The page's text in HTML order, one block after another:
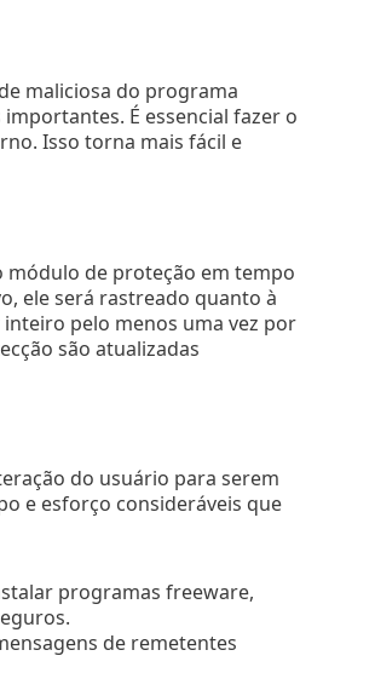
maliciosa do programa
É essencial fazer o
Isso torna mais fácil e
módulo de proteção em tempo
ele será rastreado quanto à
pelo menos uma vez por
são atualizadas
do usuário para serem
e esforço consideráveis que
programas freeware,
de remetentes